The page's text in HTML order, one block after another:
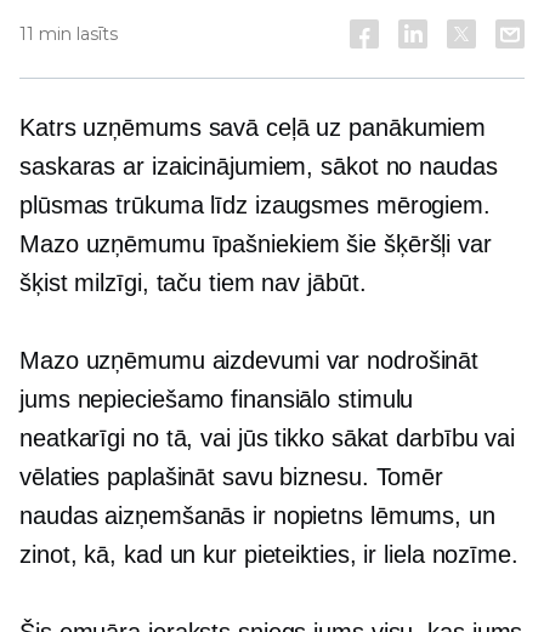
11 min lasīts
Katrs uzņēmums savā ceļā uz panākumiem
saskaras ar izaicinājumiem, sākot no naudas
plūsmas trūkuma līdz izaugsmes mērogiem.
Mazo uzņēmumu īpašniekiem šie šķēršļi var
šķist milzīgi, taču tiem nav jābūt.
Mazo uzņēmumu aizdevumi var nodrošināt
jums nepieciešamo finansiālo stimulu
neatkarīgi no tā, vai jūs tikko sākat darbību vai
vēlaties paplašināt savu biznesu. Tomēr
naudas aizņemšanās ir nopietns lēmums, un
zinot, kā, kad un kur pieteikties, ir liela nozīme.